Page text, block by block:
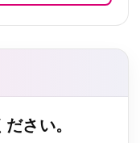
さい。